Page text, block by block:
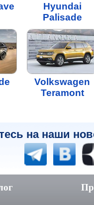
Hyundai
Palisade
Volkswagen
Teramont
на наши